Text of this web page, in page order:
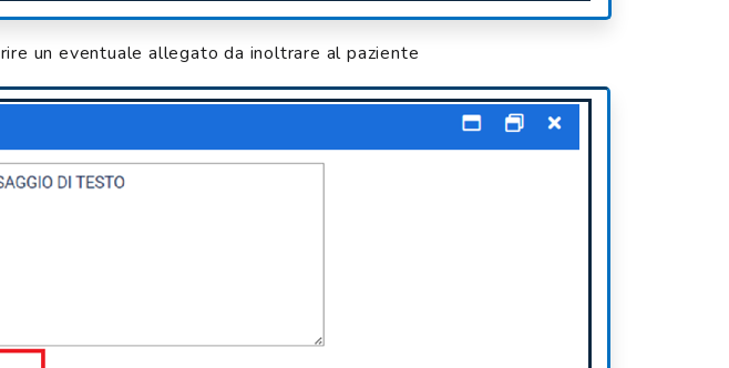
un eventuale allegato da inoltrare al paziente